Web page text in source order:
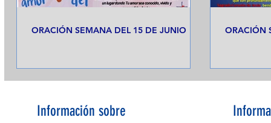
ORACIÓN SEMANA DEL 15 DE JUNIO ORACIÓN
Información sobre